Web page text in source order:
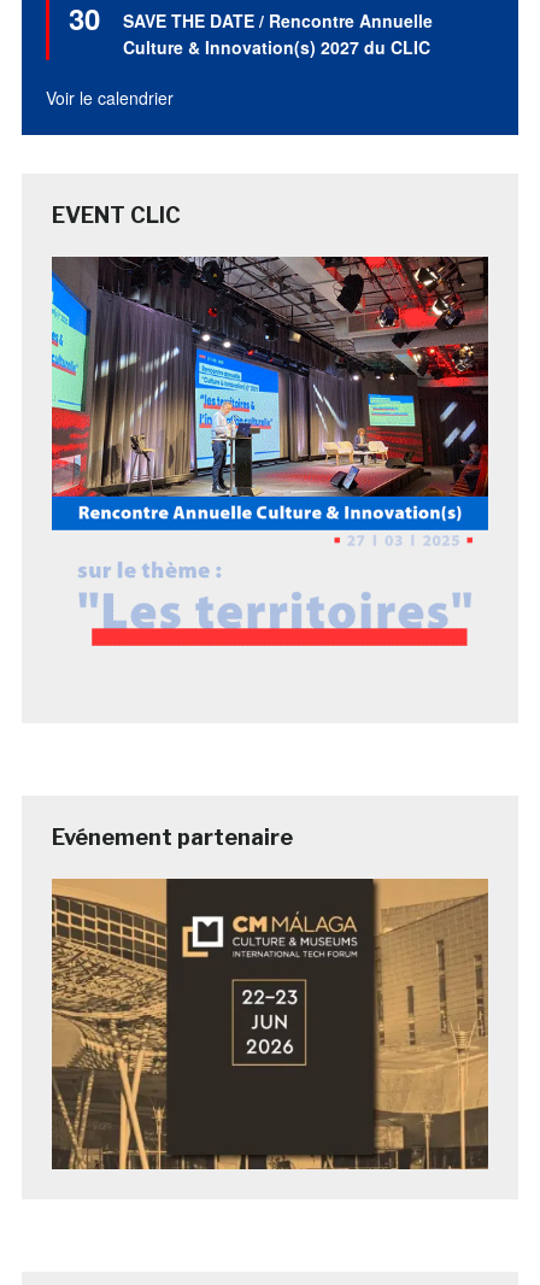
30
en
avant
SAVE THE DATE / Rencontre Annuelle
Culture & Innovation(s) 2027 du CLIC
Voir le calendrier
EVENT CLIC
Evénement partenaire